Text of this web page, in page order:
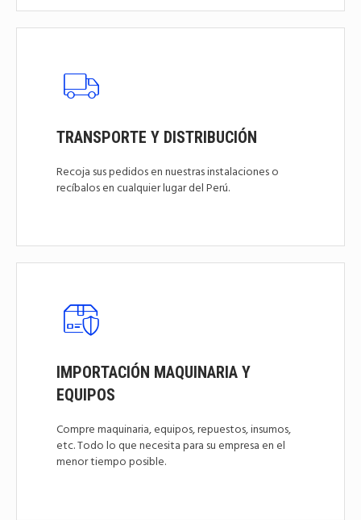
TRANSPORTE Y DISTRIBUCIÓN
Recoja sus pedidos en nuestras instalaciones o
recíbalos en cualquier lugar del Perú.
IMPORTACIÓN MAQUINARIA Y
EQUIPOS
Compre maquinaria, equipos, repuestos, insumos,
etc. Todo lo que necesita para su empresa en el
menor tiempo posible.